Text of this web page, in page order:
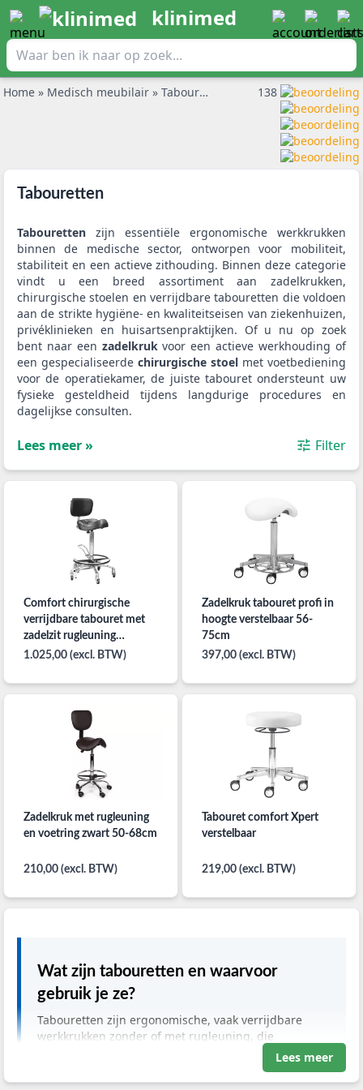
klinimed
Home » Medisch meubilair » Tabouretten 138
Tabouretten
Tabouretten zijn essentiële ergonomische werkkrukken
binnen de medische sector, ontworpen voor mobiliteit,
stabiliteit en een actieve zithouding. Binnen deze categorie
vindt u een breed assortiment aan zadelkrukken,
chirurgische stoelen en verrijdbare tabouretten die voldoen
aan de strikte hygiëne- en kwaliteitseisen van ziekenhuizen,
privéklinieken en huisartsenpraktijken. Of u nu op zoek
bent naar een zadelkrukvoor een actieve werkhouding of
een gespecialiseerde chirurgische stoelmet voetbediening
voor de operatiekamer, de juiste tabouret ondersteunt uw
fysieke gesteldheid tijdens langdurige procedures en
dagelijkse consulten.
Lees meer » Filter
Comfort chirurgische
verrijdbare tabouret met
zadelzit rugleuning
verstelbaar met voetenring
1.025,00 (excl. BTW)
Zadelkruk tabouret profi in
hoogte verstelbaar 56-
75cm
397,00 (excl. BTW)
Zadelkruk met rugleuning
en voetring zwart 50-68cm
210,00 (excl. BTW)
Tabouret comfort Xpert
verstelbaar
219,00 (excl. BTW)
Wat zijn tabouretten en waarvoor
gebruik je ze?
Tabouretten zijn ergonomische, vaak verrijdbare
werkkrukken zonder of met rugleuning, die
zorgprofessionals maximale bewegingsvrijheid
bieden tijdens medische handelingen. Ze worden
gebruikt om een gezonde zithouding te bevorderen,
Lees meer